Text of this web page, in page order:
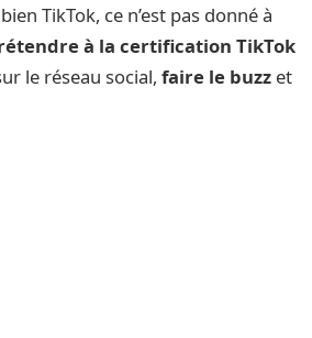
TikTok, ce n’est pas donné à
à la certification TikTok
le réseau social, faire le buzz et